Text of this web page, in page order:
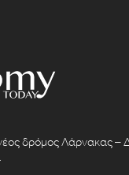
δρόμος Λάρνακας –